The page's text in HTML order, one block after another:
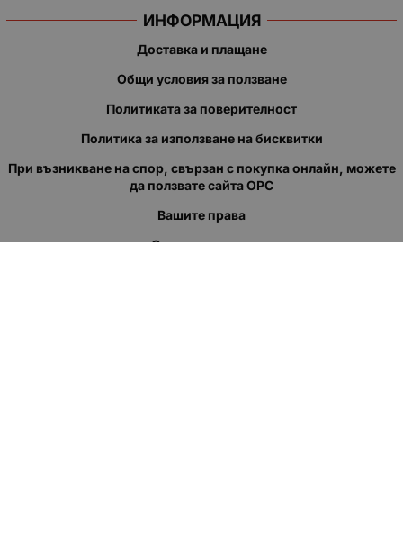
ИНФОРМАЦИЯ
Доставка и плащане
Общи условия за ползване
Политиката за поверителност
Политика за използване на бисквитки
При възникване на спор, свързан с покупка онлайн, можете
да ползвате сайта ОРС
Вашите права
Отказ от сделка